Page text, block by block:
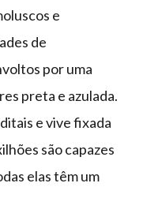
e
de
por uma
preta e azulada.
e vive fixada
são capazes
elas têm um